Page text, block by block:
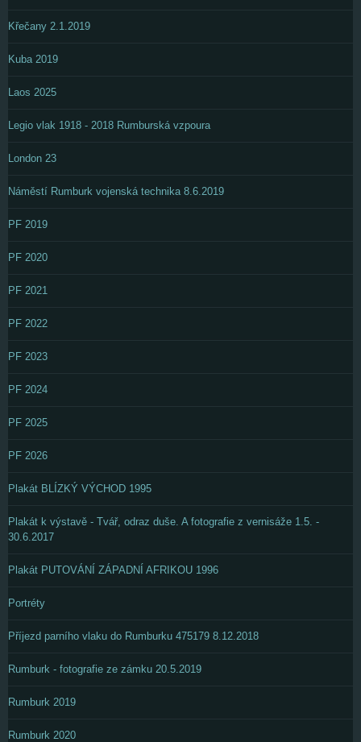
Křečany 2.1.2019
Kuba 2019
Laos 2025
Legio vlak 1918 - 2018 Rumburská vzpoura
London 23
Náměstí Rumburk vojenská technika 8.6.2019
PF 2019
PF 2020
PF 2021
PF 2022
PF 2023
PF 2024
PF 2025
PF 2026
Plakát BLÍZKÝ VÝCHOD 1995
Plakát k výstavě - Tvář, odraz duše. A fotografie z vernisáže 1.5. -
30.6.2017
Plakát PUTOVÁNÍ ZÁPADNÍ AFRIKOU 1996
Portréty
Příjezd parního vlaku do Rumburku 475179 8.12.2018
Rumburk - fotografie ze zámku 20.5.2019
Rumburk 2019
Rumburk 2020